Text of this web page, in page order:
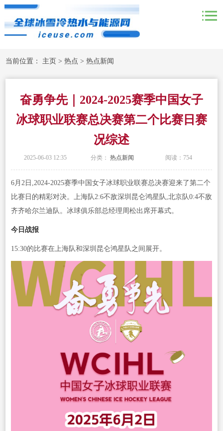
当前位置： 主页 >热点 >热点新闻
奋勇争先｜2024-2025赛季中国女子
冰球职业联赛总决赛第二个比赛日赛
况综述
2025-06-03 12:35 分类：热点新闻 阅读： 754
6月2日,2024-2025赛季中国女子冰球职业联赛总决赛迎来了第二个
比赛日的精彩对决。上海队2:6不敌深圳昆仑鸿星队,北京队0:4不敌
齐齐哈尔兰迪队。冰球俱乐部总经理周松出席开幕式。
今日战报
15:30的比赛在上海队和深圳昆仑鸿星队之间展开。